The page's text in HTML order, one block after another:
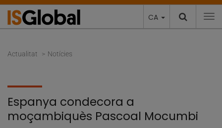
CA
Actualitat Notícies
Espanya condecora a
moçambiquès Pascoal Mocumbi